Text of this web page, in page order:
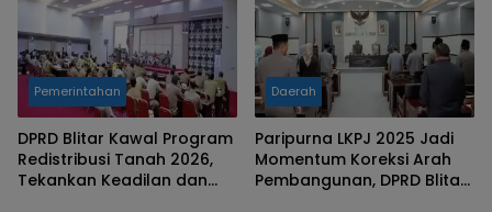
Pemerintahan
DPRD Blitar Kawal Program
Redistribusi Tanah 2026,
Tekankan Keadilan dan
Daerah
Paripurna LKPJ 2025 Jadi
Momentum Koreksi Arah
Pembangunan, DPRD Blitar